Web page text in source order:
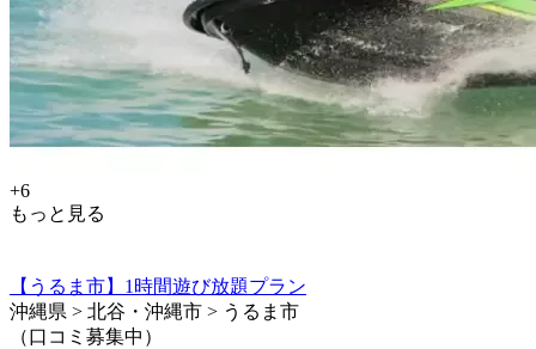
+6
もっと見る
【うるま市】1時間遊び放題プラン
沖縄県 > 北谷・沖縄市 > うるま市
（口コミ募集中）